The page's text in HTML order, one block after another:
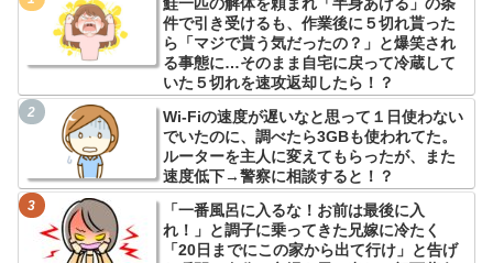
件で引き受けるも、作業後に５切れ貰った
ら「マジで貰う気だったの？」と爆笑され
る事態に…そのまま自宅に戻って冷蔵して
いた５切れを速攻返却したら！？
Wi-Fiの速度が遅いなと思って１日使わない
でいたのに、調べたら3GBも使われてた。
ルーターを主人に変えてもらったが、また
速度低下→警察に相談すると！？
「一番風呂に入るな！お前は最後に入
れ！」と調子に乗ってきた兄嫁に冷たく
「20日までにこの家から出て行け」と告げ